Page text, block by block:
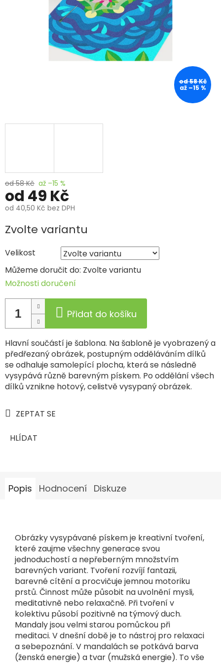
od 58 Kč
až –15 %
od 58 Kč až –15 %
od 49 Kč
od 40,50 Kč bez DPH
Měrná
cena:
Zvolte variantu
Velikost
Můžeme doručit do: Zvolte variantu
Možnosti doručení
Přidat do košíku
Hlavní součástí je šablona. Na šabloně je vyobrazený a
předřezaný obrázek, postupným odděláváním dílků
se odhaluje samolepící plocha, která se následně
vysypává různě barevným pískem. Po oddělání všech
dílků vznikne hotový, celistvě vysypaný obrázek.
ZEPTAT SE
HLÍDAT
Popis Hodnocení Diskuze
Obrázky vysypávané pískem je kreativní tvoření,
které zaujme všechny generace svou
jednoduchostí a nepřeberným množstvím
barevných variant. Tvoření rozvíjí fantazii,
barevné cítění a procvičuje jemnou motoriku
prstů. Činnost může působit na uvolnění mysli,
meditativně nebo relaxačně. Při tvoření v
kolektivu působí pozitivně na týmový duch.
Mandaly jsou velmi starou pomůckou při
meditaci. V dnešní době je to nástroj pro relaxaci
a sebepoznání. V mandalách se potkává barva
(ženská energie) a tvar (mužská energie). To vše